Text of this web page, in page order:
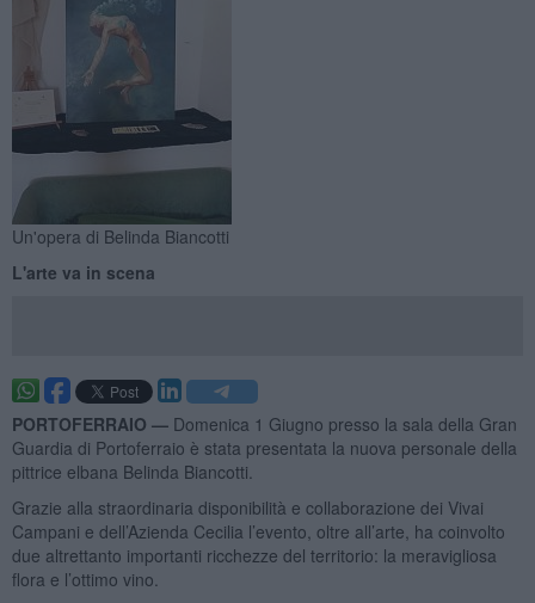
Un'opera di Belinda Biancotti
L'arte va in scena
PORTOFERRAIO — Domenica 1 Giugno presso la sala della Gran
Guardia di Portoferraio è stata presentata la nuova personale della
pittrice elbana Belinda Biancotti.
Grazie alla straordinaria disponibilità e collaborazione dei Vivai
Campani e dell’Azienda Cecilia l’evento, oltre all’arte, ha coinvolto
due altrettanto importanti ricchezze del territorio: la meravigliosa
flora e l’ottimo vino.